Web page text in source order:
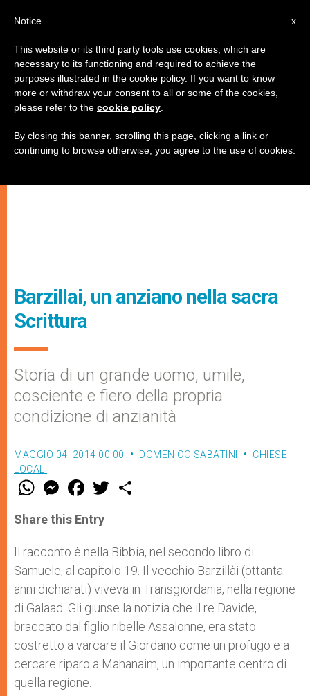
Barzillai, un anziano nella sacra
Scrittura
Storia di un grande uomo, umile,
cosciente e fiero della propria
condizione di anzianità
MAGGIO 04, 2014 00:00 DOMENICO SABATINI
CHIESE
LOCALI
W
t
s
p
p
M
e
s
e
g
e
F
a
e
b
o
k
w
r
Share this Entry
Il racconto è nella Bibbia, nel secondo libro di
Samuele, al capitolo 19. Il vecchio Barzillài (ottanta
anni dichiarati) viveva in Transgiordania, nella regione
di Galaad. Gli giunse la notizia che il re Davide,
braccato dal figlio ribelle Assalonne, era stato
costretto a varcare il Giordano come un profugo e a
cercare riparo a Mahanaim, un importante centro di
quella regione.
x
Notice
This website or its third party tools use cookies, which are
necessary to its functioning and required to achieve the
purposes illustrated in the cookie policy. If you want to know
more or withdraw your consent to all or some of the cookies,
please refer to the cookie policy
By closing this banner, scrolling this page, clicking a link or
continuing to browse otherwise, you agree to the use of cookies.